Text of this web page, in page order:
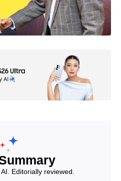
Editorially reviewed.